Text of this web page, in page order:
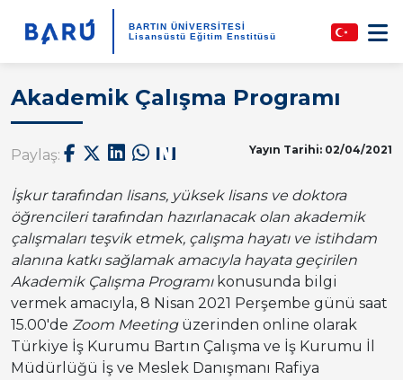
BARTIN ÜNİVERSİTESİ
Lisansüstü Eğitim Enstitüsü
Akademik Çalışma Programı
Paylaş: Yayın Tarihi: 02/04/2021
İşkur tarafından lisans, yüksek lisans ve doktora
öğrencileri tarafından hazırlanacak olan akademik
çalışmaları teşvik etmek, çalışma hayatı ve istihdam
alanına katkı sağlamak amacıyla hayata geçirilen
Akademik Çalışma Programı konusunda bilgi
vermek amacıyla, 8 Nisan 2021 Perşembe günü saat
15.00'de Zoom Meetingüzerinden online olarak
Türkiye İş Kurumu Bartın Çalışma ve İş Kurumu İl
Müdürlüğü İş ve Meslek Danışmanı Rafiya